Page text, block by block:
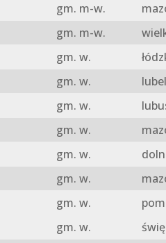
gm. m-w.
gm. m-w.
gm. w.
gm. w.
gm. w.
gm. w.
gm. w.
gm. w.
gm. w.
gm. w.